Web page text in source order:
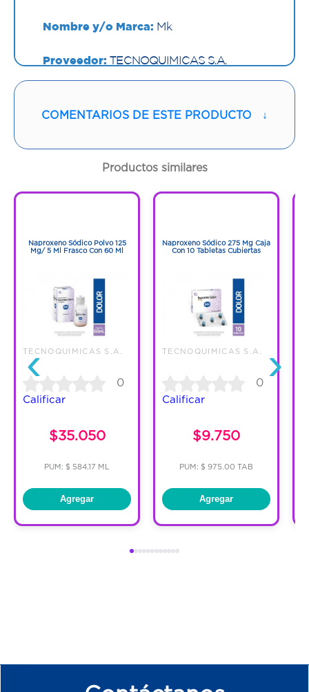
Nombre y/o Marca: Mk
Proveedor: TECNOQUIMICAS S.A.
10 Tabletas
Código:1286819
COMENTARIOS DE ESTE PRODUCTO ↓
Productos similares
‹
Naproxeno Sódico Polvo 125
Mg/ 5 Ml Frasco Con 60 Ml
TECNOQUIMICAS S.A.
0
Calificar
$35.050
PUM: $ 584.17 ML
Agregar
Naproxeno Sódico 275 Mg Caja
Con 10 Tabletas Cubiertas
TECNOQUIMICAS S.A.
0
Calificar
$9.750
PUM: $ 975.00 TAB
Agregar
›